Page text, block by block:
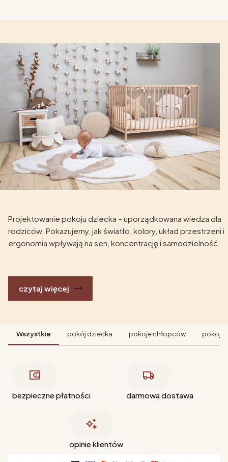
Projektowanie pokoju dziecka – uporządkowana wiedza dla
rodziców. Pokazujemy, jak światło, kolory, układ przestrzeni i
ergonomia wpływają na sen, koncentrację i samodzielność.
czytaj więcej
Wszystkie pokój dziecka pokoje chłopców pokoje
bezpieczne płatności darmowa dostawa
opinie klientów